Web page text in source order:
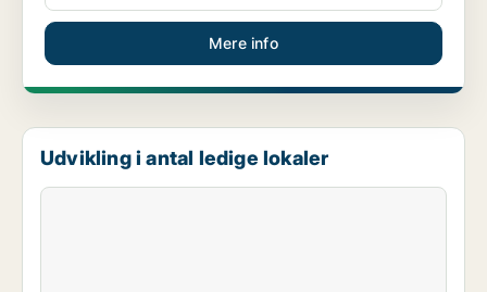
Mere info
Udvikling i antal ledige lokaler